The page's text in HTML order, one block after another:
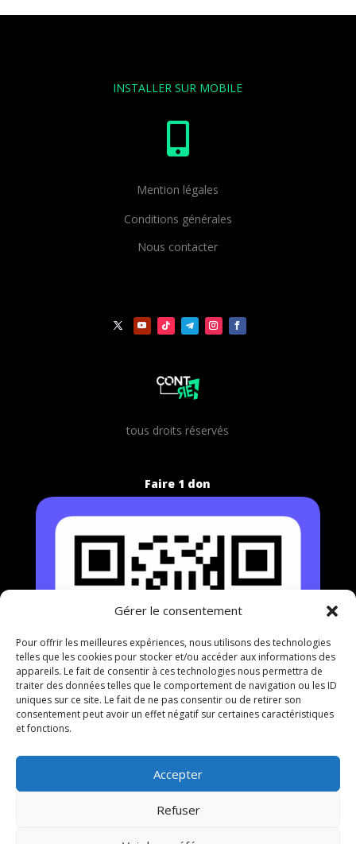
Gérer le consentement
Pour offrir les meilleures expériences, nous utilisons des technologies
telles que les cookies pour stocker et/ou accéder aux informations des
appareils. Le fait de consentir à ces technologies nous permettra de
traiter des données telles que le comportement de navigation ou les ID
uniques sur ce site. Le fait de ne pas consentir ou de retirer son
consentement peut avoir un effet négatif sur certaines caractéristiques
et fonctions.
Accepter
Refuser
INSTALLER SUR MOBILE

Mention légales
Conditions générales
Nous contacter
tous droits réservés
Faire 1 don